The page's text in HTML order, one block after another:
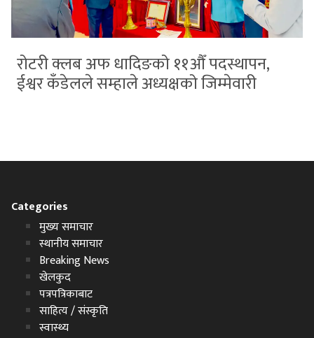
रोटरी क्लब अफ धादिङको ११औँ पदस्थापन,
ईश्वर कँडेलले सम्हाले अध्यक्षको जिम्मेवारी
Categories
मुख्य समाचार
स्थानीय समाचार
Breaking News
खेलकुद
पत्रपत्रिकाबाट
साहित्य / संस्कृति
स्वास्थ्य